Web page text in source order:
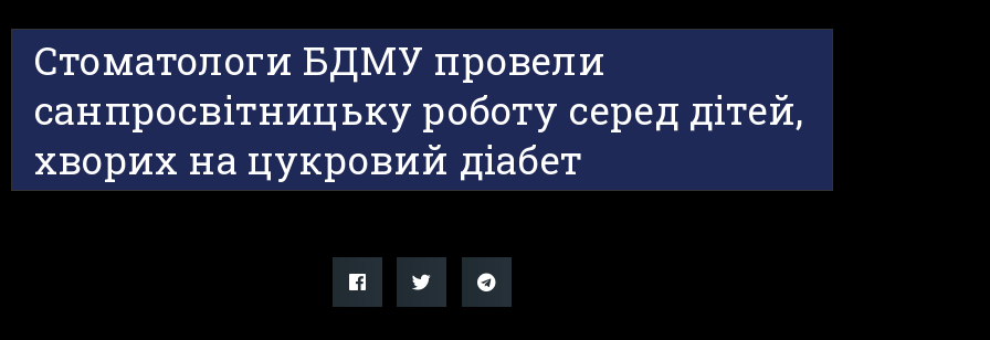
Стоматологи БДМУ провели
санпросвітницьку роботу серед дітей,
хворих на цукровий діабет